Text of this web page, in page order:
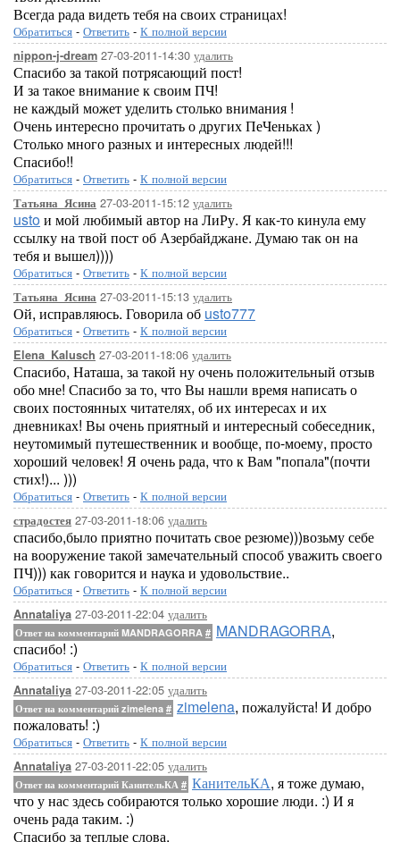
Всегда рада видеть тебя на своих страницах!
Обратиться - Ответить - К полной версии
nippon-j-dream 27-03-2011-14:30 удалить
Спасибо за такой потрясающий пост!
И за такое внимание к своим ПЧ!
не каждый может уделить столько внимания !
Очень интересно прочитать о других ПеЧеньках )
Столько много разных и интересных людей!!!
Спасибо!!
Обратиться - Ответить - К полной версии
Татьяна_Ясина 27-03-2011-15:12 удалить
ustoи мой любимый автор на ЛиРу. Я как-то кинула ему
ссылку на твой пост об Азербайджане. Думаю так он на
тебя и вышел))))
Обратиться - Ответить - К полной версии
Татьяна_Ясина 27-03-2011-15:13 удалить
Ой, исправляюсь. Говорила об usto777
Обратиться - Ответить - К полной версии
Elena_Kalusch 27-03-2011-18:06 удалить
Спасибо, Наташа, за такой ну очень положительный отзыв
обо мне! Спасибо за то, что Вы нашли время написать о
своих постоянных читателях, об их интересах и их
дневниках! Вы очень приятный и интересный собеседник,
неутомимый путешественник и вообще, по-моему, просто
хороший человек! Я очень рада, что к Вам "попала"(почти
стих!)... )))
Обратиться - Ответить - К полной версии
страдостея 27-03-2011-18:06 удалить
спасибо,было приятно почитать свое резюме)))возьму себе
на вооружение такой замечательный способ уважить своего
ПЧ))) как говорится и наука и удовольствие..
Обратиться - Ответить - К полной версии
Annataliya 27-03-2011-22:04 удалить
Ответ на комментарий MANDRAGORRA # MANDRAGORRA,
спасибо! :)
Обратиться - Ответить - К полной версии
Annataliya 27-03-2011-22:05 удалить
Ответ на комментарий zimelena # zimelena, пожалуйста! И добро
пожаловать! :)
Обратиться - Ответить - К полной версии
Annataliya 27-03-2011-22:05 удалить
Ответ на комментарий КанительКА # КанительКА, я тоже думаю,
что у нас здесь собираются только хорошие люди. :) И я
очень рада таким. :)
Спасибо за теплые слова.